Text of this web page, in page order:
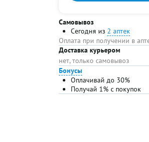
Самовывоз
Сегодня из 2 аптек
Оплата при получении в
Доставка курьером
нет, только самовывоз
Бонусы
Оплачивай до 30%
Получай 1% с покупок